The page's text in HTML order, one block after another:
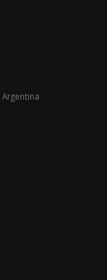
Argentina